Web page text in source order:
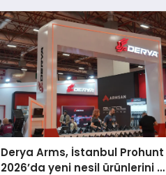
Derya Arms, İstanbul Prohunt
2026’da yeni nesil ürünlerini ve